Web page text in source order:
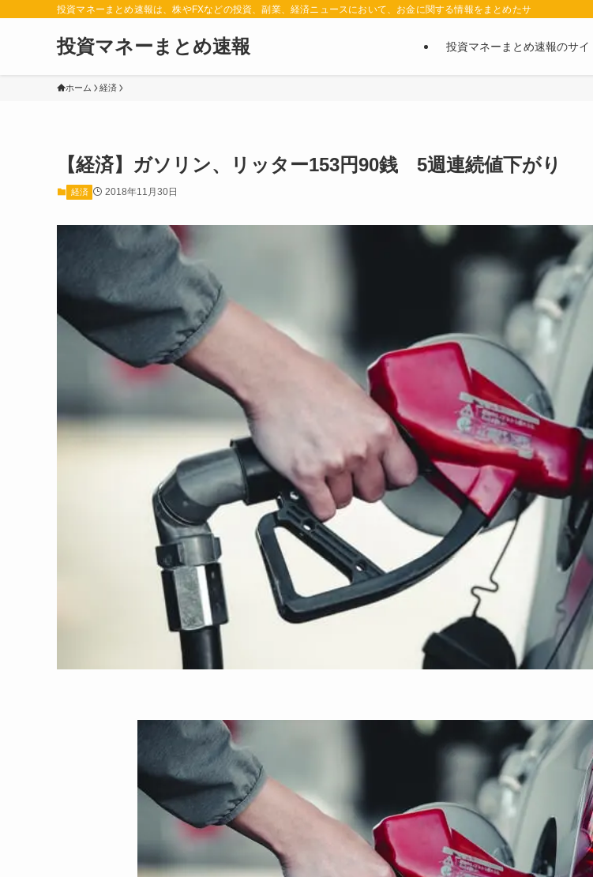
投資マネーまとめ速報は、株やFXなどの投資、副業、経済ニュースにおいて、お金に関する情報をまとめたサイトです。
投資マネーまとめ速報 投資マネーまとめ速報のサイ
ホーム 経済
【経済】ガソリン、リッター153円90銭 5週連続値下がり
経済 2018年11月30日